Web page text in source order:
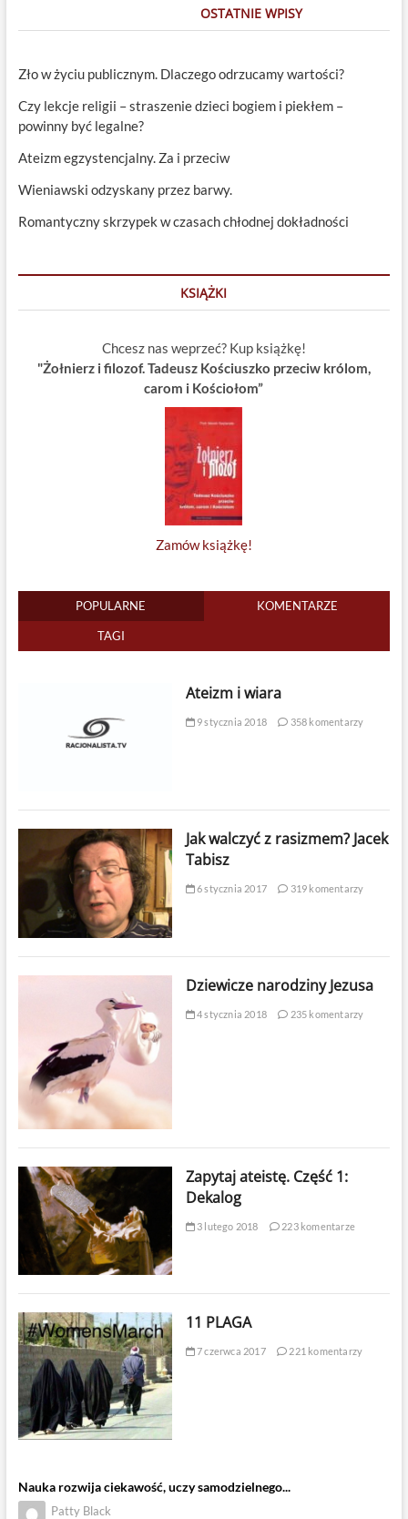
OSTATNIE WPISY
Zło w życiu publicznym. Dlaczego odrzucamy wartości?
Czy lekcje religii – straszenie dzieci bogiem i piekłem –
powinny być legalne?
Ateizm egzystencjalny. Za i przeciw
Wieniawski odzyskany przez barwy.
Romantyczny skrzypek w czasach chłodnej dokładności
KSIĄŻKI
Chcesz nas weprzeć? Kup książkę!
"Żołnierz i filozof. Tadeusz Kościuszko przeciw królom,
carom i Kościołom”
Zamów książkę!
POPULARNE KOMENTARZE
TAGI
Ateizm i wiara
9 stycznia 2018 358 komentarzy
Jak walczyć z rasizmem? Jacek
Tabisz
6 stycznia 2017 319 komentarzy
Dziewicze narodziny Jezusa
4 stycznia 2018 235 komentarzy
Zapytaj ateistę. Część 1:
Dekalog
3 lutego 2018 223 komentarze
11 PLAGA
7 czerwca 2017 221 komentarzy
Nauka rozwija ciekawość, uczy samodzielnego...
Patty Black